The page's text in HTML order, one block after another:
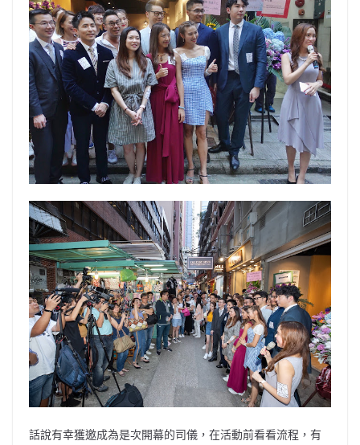
話說有幸獲邀成為是次開幕的司儀，在活動前看看流程，有